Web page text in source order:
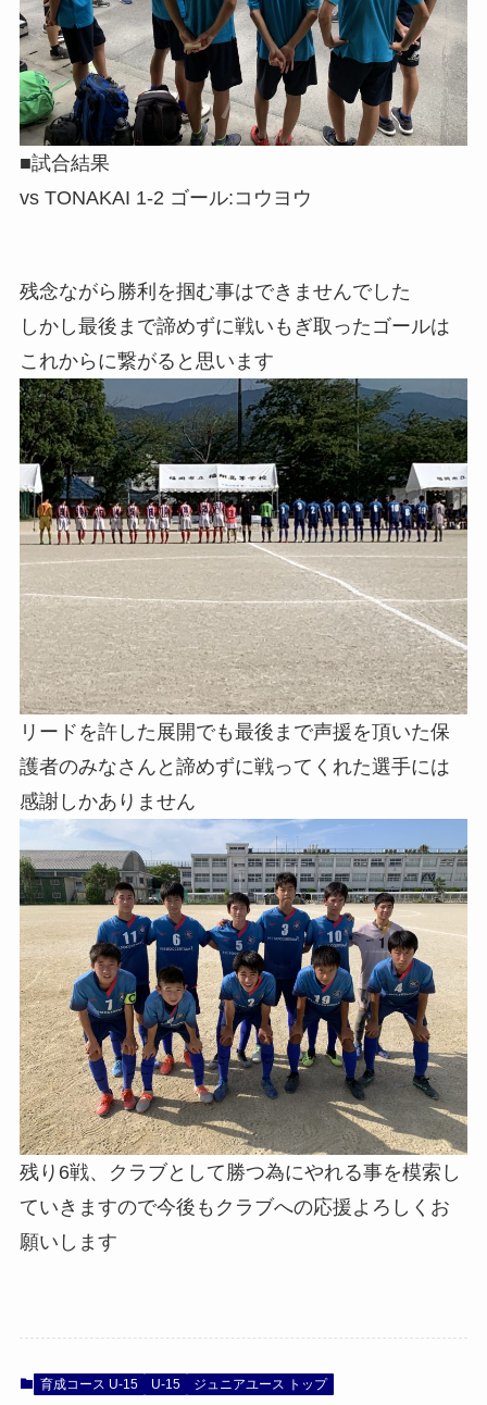
■試合結果
vs TONAKAI 1-2 ゴール:コウヨウ
残念ながら勝利を掴む事はできませんでした
しかし最後まで諦めずに戦いもぎ取ったゴールは
これからに繋がると思います
リードを許した展開でも最後まで声援を頂いた保
護者のみなさんと諦めずに戦ってくれた選手には
感謝しかありません
残り6戦、クラブとして勝つ為にやれる事を模索し
ていきますので今後もクラブへの応援よろしくお
願いします
育成コース U-15 U-15 ジュニアユース トップ